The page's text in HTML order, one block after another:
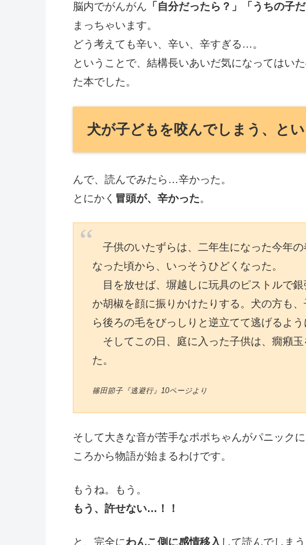
脳内でがんがん 「自分だったら？」「うちの子
まっちゃいます。
どう考えても辛い、辛い、辛すぎる…。
ということで、結構長いあいだ気になってはい
た本でした。
犬が子どもを咬んでしまう、と
んで、読んでみたら…辛かった。
とにかく 冒頭が、辛かった。
子供のいたずらは、二年生になった今年の
なった頃から、いっそうひどくなった。
目を放せば、塀越しに玩具のピストルで
か胡椒を顔に振りかけたりする。犬の方も
ら後ろの毛をびっしりと逆立てて逃げるよう
そしてこの日、庭に入った子供は、癇癪
た。
篠田節子『逃避行』10ページより
そして大きな音が苦手なポポちゃんがパニック
ころから物語が始まるわけです。
もうね。もう。
もう、許せない…！！
と、完全にわんこ側に感情移入 して読んでしまう